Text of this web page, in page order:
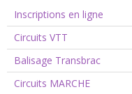
Inscriptions en ligne
Circuits VTT
Balisage Transbrac
Circuits MARCHE